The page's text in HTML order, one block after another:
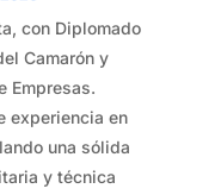
con Diplomado
Camarón y
Empresas.
experiencia en
una sólida
y técnica